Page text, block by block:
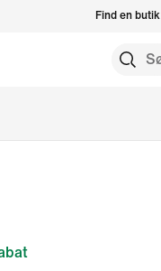
Find en butik